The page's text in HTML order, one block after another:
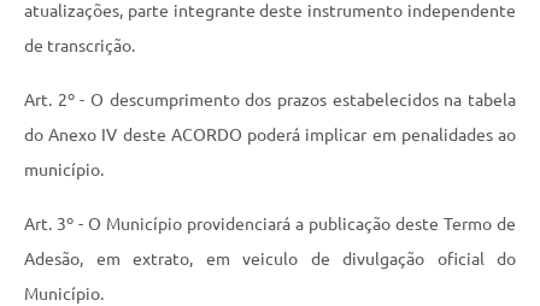
Radar da Transparência Pública
Município
atualizações, parte integrante deste instrumento independente
de transcrição.
Art. 2º - O descumprimento dos prazos estabelecidos na tabela
do Anexo IV deste ACORDO poderá implicar em penalidades ao
município.
Art. 3º - O Município providenciará a publicação deste Termo de
Adesão, em extrato, em veiculo de divulgação oficial do
Município.